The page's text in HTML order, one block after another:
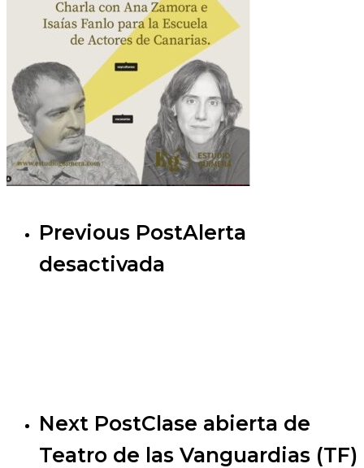
Previous PostAlerta
desactivada
Next PostClase abierta de
Teatro de las Vanguardias (TF)